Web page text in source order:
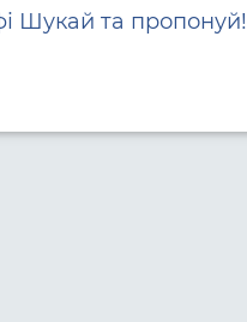
Шукай та пропонуй!